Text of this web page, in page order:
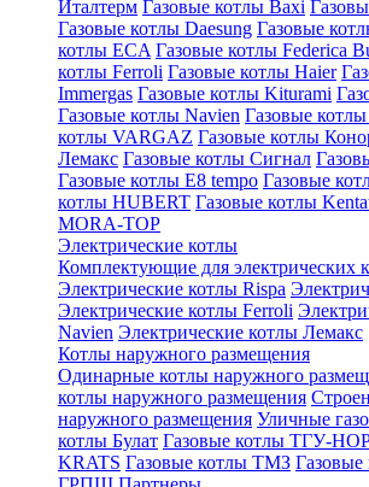
Италтерм Газовые котлы Baxi
Газовые котлы Daesung Газовые
котлы ECA Газовые котлы Federica
котлы Ferroli Газовые котлы Haier
Immergas Газовые котлы Kiturami
Газовые котлы Navien Газовые
котлы VARGAZ Газовые котлы
Лемакс Газовые котлы Сигнал
Газовые котлы E8 tempo Газовые
котлы HUBERT Газовые котлы
MORA-TOP
Электрические котлы
Комплектующие для электрических
Электрические котлы Rispa
Электрические котлы Ferroli
Navien Электрические котлы Лемакс
Котлы наружного размещения
Одинарные котлы наружного
котлы наружного размещения
наружного размещения Уличные
котлы Булат Газовые котлы ТГУ-
KRATS Газовые котлы ТМЗ